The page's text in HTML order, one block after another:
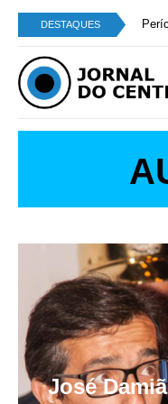
DESTAQUES
José